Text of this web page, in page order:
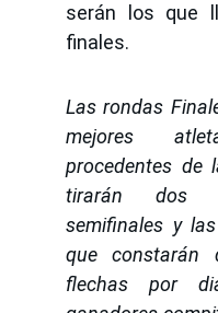
serán los que
finales.
Las rondas
mejores
procedentes de
tirarán dos
semifinales y
que constarán
flechas por